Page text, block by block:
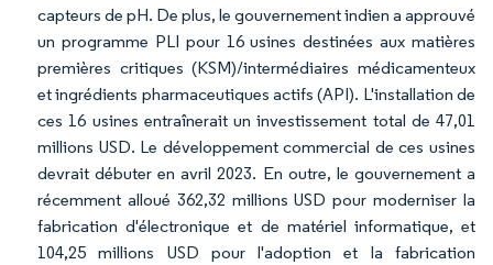
capteurs de pH. De plus, le gouvernement indien a approuvé
un programme PLI pour 16 usines destinées aux matières
premières critiques (KSM)/intermédiaires médicamenteux
et ingrédients pharmaceutiques actifs (API). L'installation de
ces 16 usines entraînerait un investissement total de 47,01
millions USD. Le développement commercial de ces usines
devrait débuter en avril 2023. En outre, le gouvernement a
récemment alloué 362,32 millions USD pour moderniser la
fabrication d'électronique et de matériel informatique, et
104,25 millions USD pour l'adoption et la fabrication